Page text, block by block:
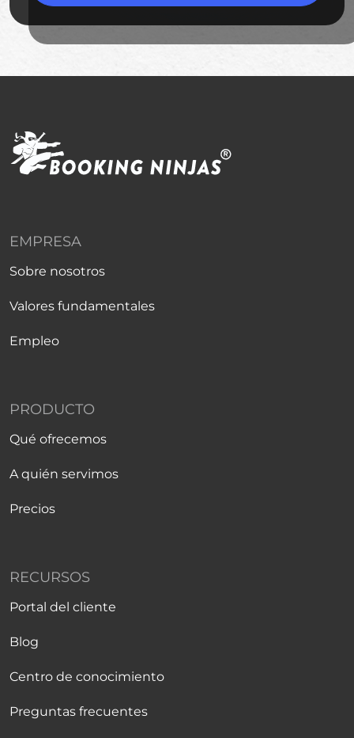
EMPRESA
Sobre nosotros
Valores fundamentales
Empleo
PRODUCTO
Qué ofrecemos
A quién servimos
Precios
RECURSOS
Portal del cliente
Blog
Centro de conocimiento
Preguntas frecuentes